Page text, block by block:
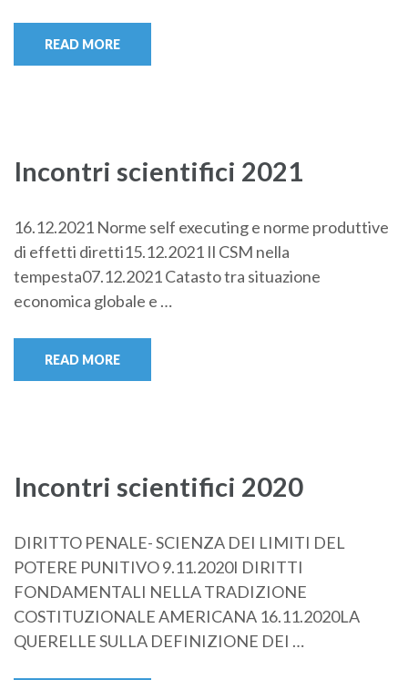
READ MORE
Incontri scientifici 2021
16.12.2021 Norme self executing e norme produttive
di effetti diretti15.12.2021 Il CSM nella
tempesta07.12.2021 Catasto tra situazione
economica globale e …
READ MORE
Incontri scientifici 2020
DIRITTO PENALE- SCIENZA DEI LIMITI DEL
POTERE PUNITIVO 9.11.2020I DIRITTI
FONDAMENTALI NELLA TRADIZIONE
COSTITUZIONALE AMERICANA 16.11.2020LA
QUERELLE SULLA DEFINIZIONE DEI …